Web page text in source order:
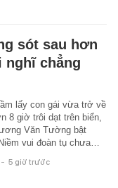
sót sau hơn
nghĩ chẳng
lấy con gái vừa trở về
8 giờ trôi dạt trên biển,
Văn Tường bật
vui đoàn tụ chưa…
- 5 giờ trước